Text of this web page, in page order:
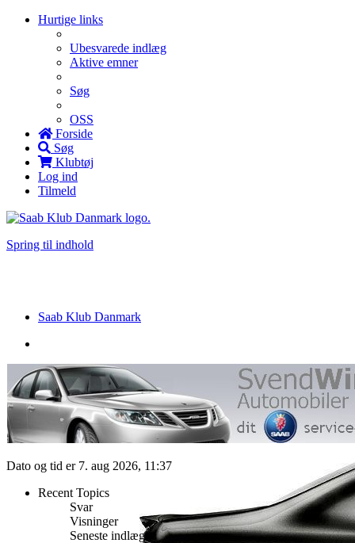
Hurtige links
Ubesvarede indlæg
Aktive emner
Søg
OSS
Forside
Søg
Klubtøj
Log ind
Tilmeld
Spring til indhold
Saab Klub Danmark
Dato og tid er 7. aug 2026, 11:37
Recent Topics
Svar
Visninger
Seneste indlæg